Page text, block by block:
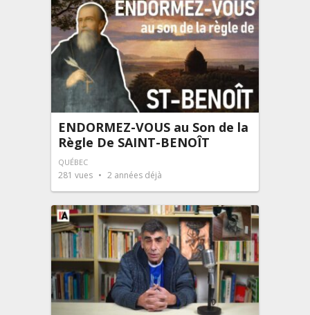
ENDORMEZ-VOUS au Son de la
Règle De SAINT-BENOÎT
QUÉBEC
281 vues 2 années déjà